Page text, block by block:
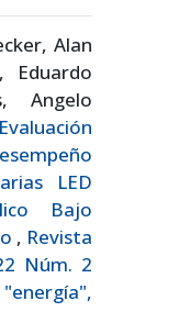
Alan
Eduardo
Angelo
Evaluación
LED
Bajo
, Revista
Núm. 2